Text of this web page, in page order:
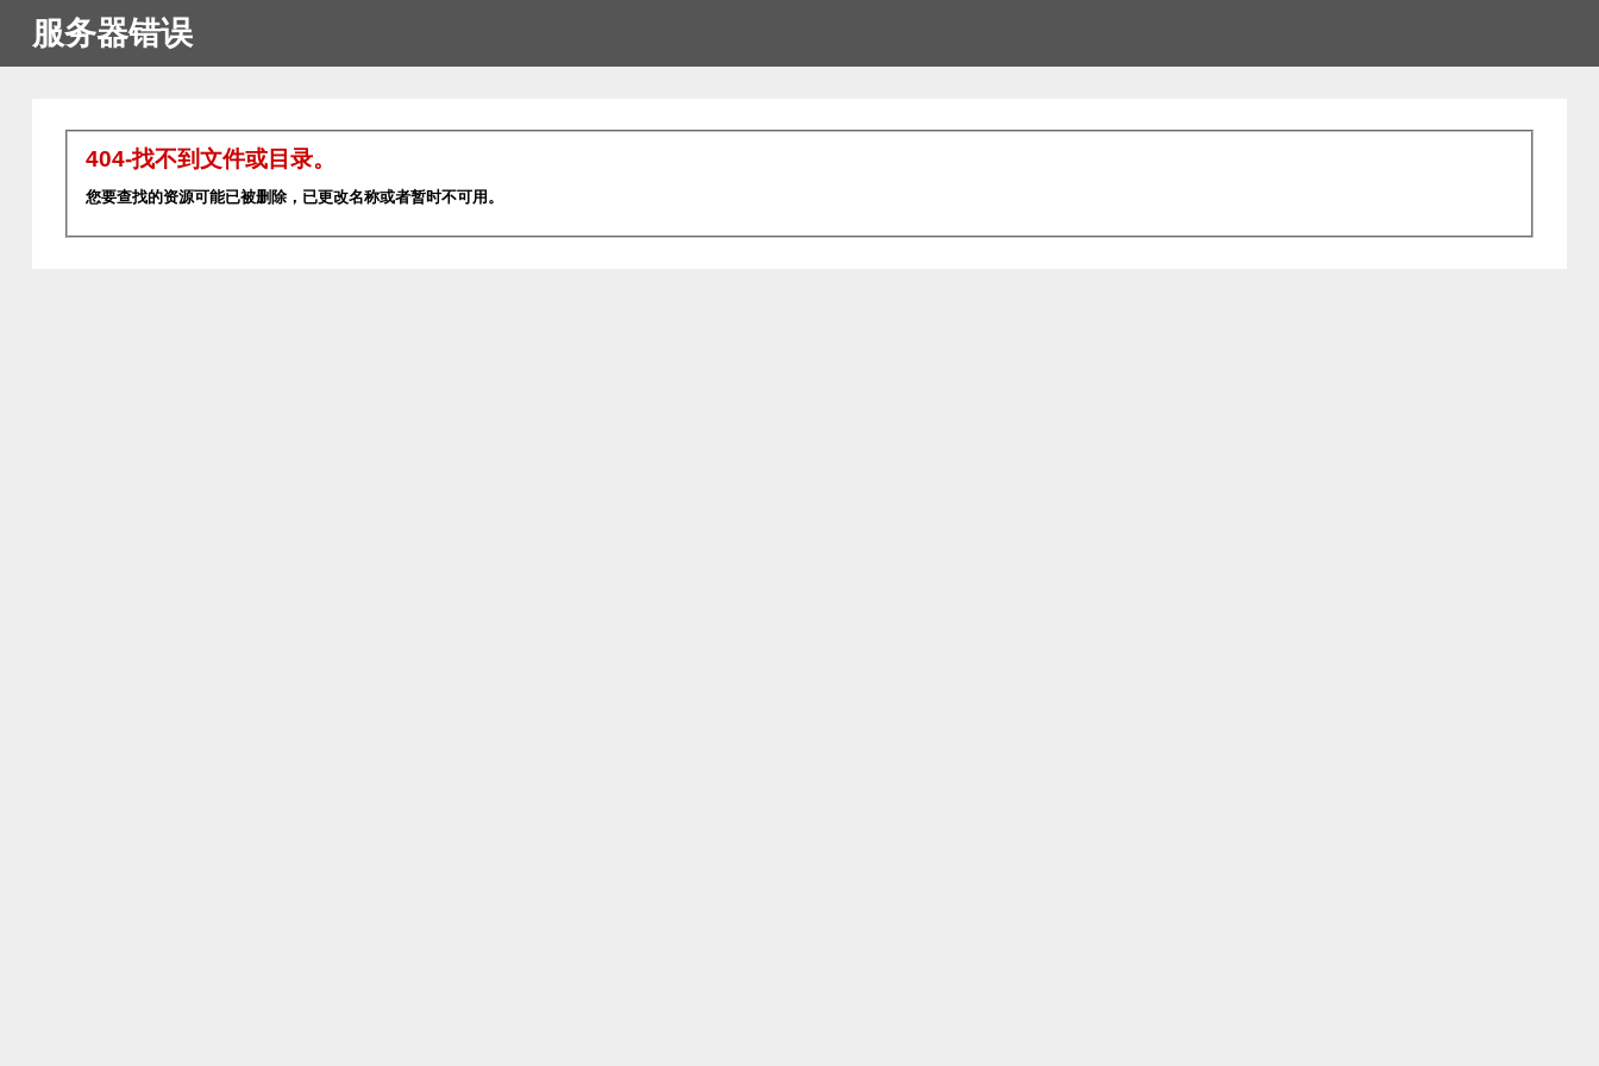
服务器错误
404-找不到文件或目录。
您要查找的资源可能已被删除，已更改名称或者暂时不可用。